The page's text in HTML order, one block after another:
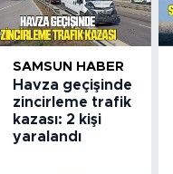
SAMSUN HABER
Havza geçişinde
zincirleme trafik
kazası: 2 kişi
yaralandı